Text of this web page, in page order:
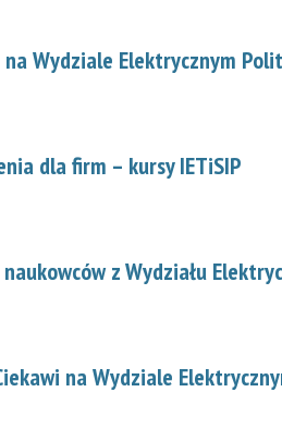
na Wydziale Elektrycznym
dla firm – kursy IETiSIP
z Wydziału
na Wydziale